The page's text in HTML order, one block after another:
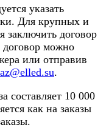
указать
Для крупных и
заключить договор
договор можно
или отправив
.
составляет 10 000
как на заказы